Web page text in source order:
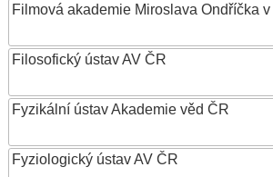
Filmová akademie Miroslava Ondříčka
Filosofický ústav AV ČR
Fyzikální ústav Akademie věd ČR
Fyziologický ústav AV ČR